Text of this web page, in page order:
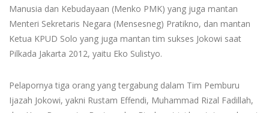
Manusia dan Kebudayaan (Menko PMK) yang juga mantan
Menteri Sekretaris Negara (Mensesneg) Pratikno, dan mantan
Ketua KPUD Solo yang juga mantan tim sukses Jokowi saat
Pilkada Jakarta 2012, yaitu Eko Sulistyo.
Pelapornya tiga orang yang tergabung dalam Tim Pemburu
Ijazah Jokowi, yakni Rustam Effendi, Muhammad Rizal Fadillah,